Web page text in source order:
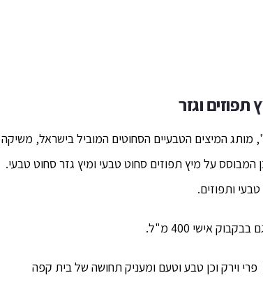
תפוזים וגזר
", מותג המיצים הטבעיים הסחוטים המוביל בישראל, משיקה
מיץ מצונן המבוסס על מיץ תפוזים סחוט טבעי ומיץ גזר סחוט טבעי.
ותפוזים.
וירק וכן טבע וטעם ומעניק תחושה של בית קפה